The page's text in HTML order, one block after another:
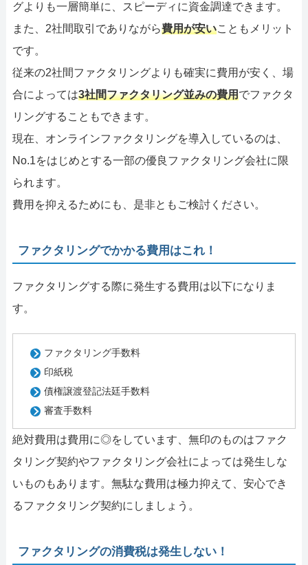
グよりも一層簡単に、スピーディに資金調達できます。
また、2社間取引でありながら費用が安いこともメリット
です。
従来の2社間ファクタリングよりも確実に費用が安く、場
合によっては3社間ファクタリング並みの費用でファクタ
リングすることもできます。
現在、オンラインファクタリングを導入しているのは、
No.1をはじめとする一部の優良ファクタリング会社に限
られます。
費用を抑えるためにも、是非ともご検討ください。
ファクタリングでかかる費用はこれ！
ファクタリングする際に発生する費用は以下になりま
す。
ファクタリング手数料
印紙税
債権譲渡登記法廷手数料
審査手数料
絶対費用は費用に◎をしています、無印のものはファク
タリング契約やファクタリング会社によっては発生しな
いものもあります。無駄な費用は極力抑えて、安心でき
るファクタリング契約にしましょう。
ファクタリングの消費税は発生しない！